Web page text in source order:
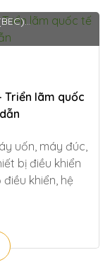
Triển lãm quốc
uốn, máy đúc,
bị điều khiển
khiển, hệ